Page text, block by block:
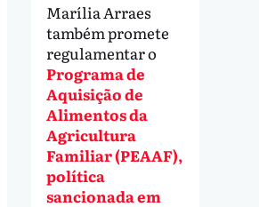
Marília Arraes
também promete
regulamentar o
Programa de
Aquisição de
Alimentos da
Agricultura
Familiar (PEAAF),
política
sancionada em